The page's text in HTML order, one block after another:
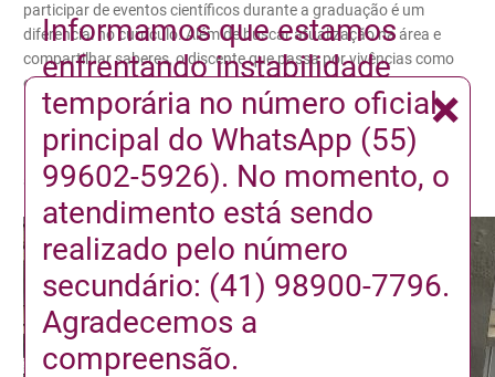
participar de eventos científicos durante a graduação é um
diferencial no currículo. Além de buscar atualização na área e
compartilhar saberes, o discente que passa por vivências como
essas consegue ampliar a visão da futura profissão.
Na ocasião, foram submetidos 79 trabalhos. O Citolab
Laboratório parabeniza os organizadores e participantes pelo
sucesso do evento.
×
Informamos que estamos
enfrentando instabilidade
temporária no número oficial
principal do WhatsApp (55)
99602-5926). No momento, o
atendimento está sendo
realizado pelo número
secundário: (41) 98900-7796.
Agradecemos a
compreensão.